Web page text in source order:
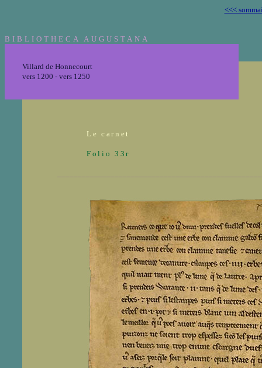
<<<
BIBLIOTHECA AUGUSTANA
Villard de Honnecourt
vers 1200 - vers 1250
Le carnet
Folio 33r